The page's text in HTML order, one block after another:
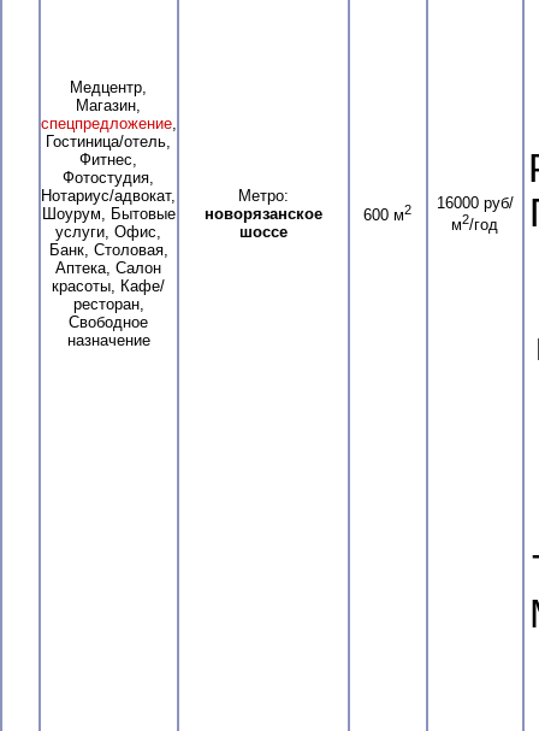
Медцентр,
Магазин,
спецпредложение,
Гостиница/отель,
Фитнес,
Фотостудия,
Нотариус/адвокат,
Шоурум, Бытовые
услуги, Офис,
Банк, Столовая,
Аптека, Салон
красоты, Кафе/
ресторан,
Свободное
назначение
Метро:
новорязанское
шоссе
600 м2
16000 руб/
м2/год